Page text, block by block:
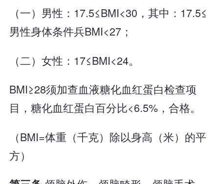
（一）男性：17.5≤BMI<30，其中：17.5≤
男性身体条件兵BMI<27；
（二）女性：17≤BMI<24。
BMI≥28须加查血液糖化血红蛋白检查项
目，糖化血红蛋白百分比<6.5%，合格。
（BMI=体重（千克）除以身高（米）的平
方）